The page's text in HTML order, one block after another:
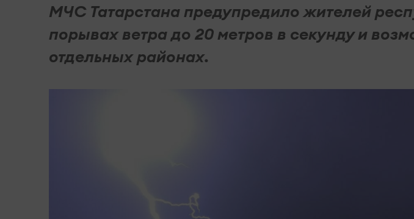
МЧС Татарстана предупредило жителей
порывах ветра до 20 метров в секунду и
отдельных районах.